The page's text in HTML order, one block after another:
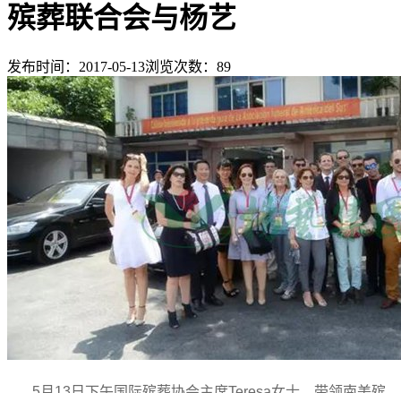
殡葬联合会与杨艺
发布时间：2017-05-13浏览次数： 89